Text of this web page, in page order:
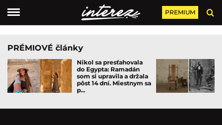
PREMIUM
PRÉMIOVÉ články
Nikol sa presťahovala
do Egypta: Ramadán
som si upravila a držala
pôst 14 dní. Miestnym sa
p...